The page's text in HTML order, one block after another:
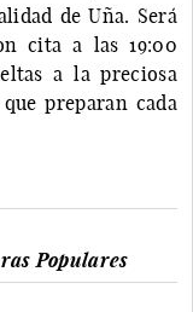
de Uña. Será
cita a las 19:00
a la preciosa
preparan cada
Populares